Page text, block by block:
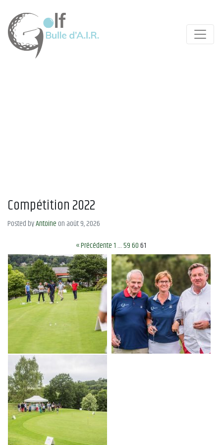
Compétition 2022
Posted byAntoine on août 9, 2026
« Précédente1 …596061